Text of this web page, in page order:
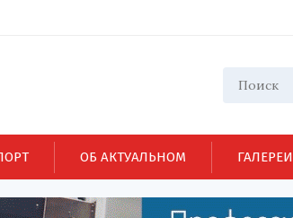
ОБ АКТУАЛЬНОМ ГАЛЕРЕИ